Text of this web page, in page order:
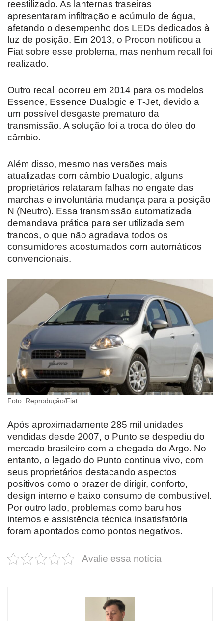
reestilizado. As lanternas traseiras
apresentaram infiltração e acúmulo de água,
afetando o desempenho dos LEDs dedicados à
luz de posição. Em 2013, o Procon notificou a
Fiat sobre esse problema, mas nenhum recall foi
realizado.
Outro recall ocorreu em 2014 para os modelos
Essence, Essence Dualogic e T-Jet, devido a
um possível desgaste prematuro da
transmissão. A solução foi a troca do óleo do
câmbio.
Além disso, mesmo nas versões mais
atualizadas com câmbio Dualogic, alguns
proprietários relataram falhas no engate das
marchas e involuntária mudança para a posição
N (Neutro). Essa transmissão automatizada
demandava prática para ser utilizada sem
trancos, o que não agradava todos os
consumidores acostumados com automáticos
convencionais.
Foto: Reprodução/Fiat
Após aproximadamente 285 mil unidades
vendidas desde 2007, o Punto se despediu do
mercado brasileiro com a chegada do Argo. No
entanto, o legado do Punto continua vivo, com
seus proprietários destacando aspectos
positivos como o prazer de dirigir, conforto,
design interno e baixo consumo de combustível.
Por outro lado, problemas como barulhos
internos e assistência técnica insatisfatória
foram apontados como pontos negativos.
Avalie essa notícia